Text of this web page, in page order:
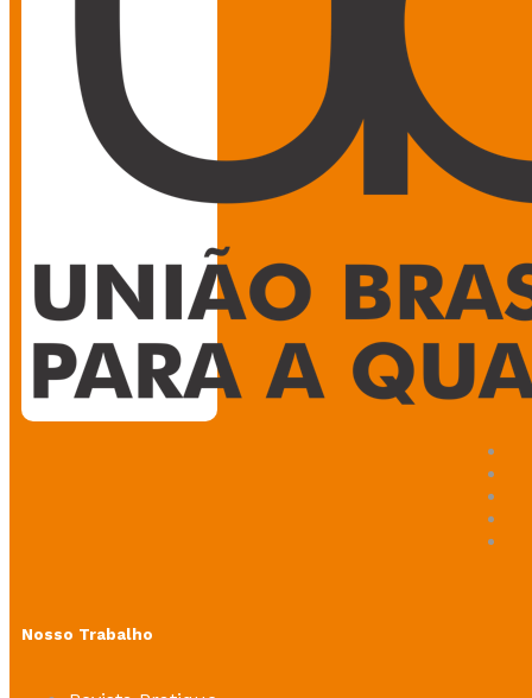
Nosso Trabalho